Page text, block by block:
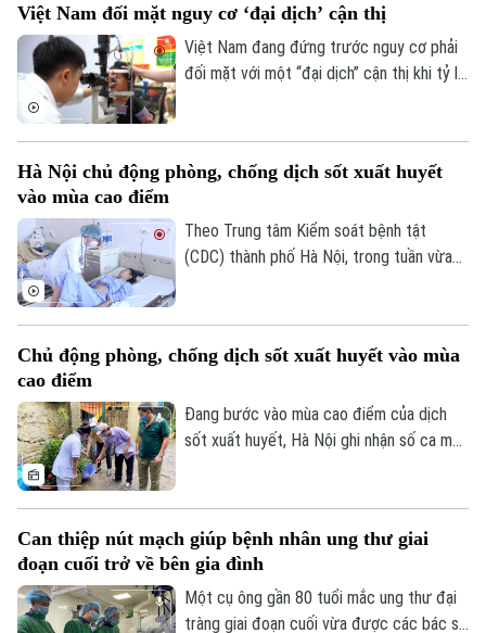
Chuyên mục
Thời sự
Hà Nội
Chính trị
Hà Nội
Nhịp sống Hà Nội
Thế giới
những cảnh báo về nguy cơ gây nghiện
cực mạnh, những hệ lụy với sức khỏe và
thách thức mới đối với công tác quản lý.
Việt Nam đối mặt nguy cơ ‘đại dịch’ cận thị
Việt Nam đang đứng trước nguy cơ phải
đối mặt với một “đại dịch” cận thị khi tỷ lệ
“Giải pháp nâng cao thị lực trong thời đại
Hà Nội chủ động phòng, chống dịch sốt xuất huyết
vào mùa cao điểm
Theo Trung tâm Kiểm soát bệnh tật
(CDC) thành phố Hà Nội, trong tuần vừa
truyền bệnh phát triển.
Chủ động phòng, chống dịch sốt xuất huyết vào mùa
cao điểm
Đang bước vào mùa cao điểm của dịch
sốt xuất huyết, Hà Nội ghi nhận số ca mắc
ngay từ mỗi gia đình, mỗi khu dân cư
được xem là giải pháp quan trọng để ngăn
chặn dịch lây lan.
Can thiệp nút mạch giúp bệnh nhân ung thư giai
đoạn cuối trở về bên gia đình
Một cụ ông gần 80 tuổi mắc ung thư đại
tràng giai đoạn cuối vừa được các bác sĩ